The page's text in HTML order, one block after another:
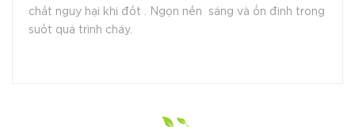
chất nguy hại khi đốt . Ngọn nến sáng và ổn đinh trong
suốt quá trình cháy.